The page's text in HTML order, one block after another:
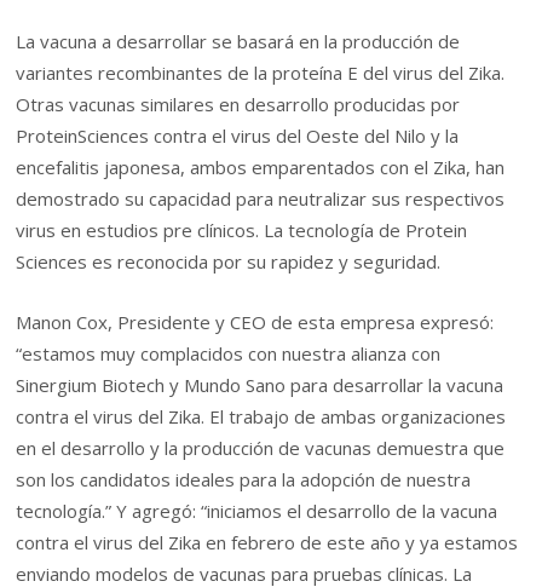
La vacuna a desarrollar se basará en la producción de
variantes recombinantes de la proteína E del virus del Zika.
Otras vacunas similares en desarrollo producidas por
ProteinSciences contra el virus del Oeste del Nilo y la
encefalitis japonesa, ambos emparentados con el Zika, han
demostrado su capacidad para neutralizar sus respectivos
virus en estudios pre clínicos. La tecnología de Protein
Sciences es reconocida por su rapidez y seguridad.
Manon Cox, Presidente y CEO de esta empresa expresó:
“estamos muy complacidos con nuestra alianza con
Sinergium Biotech y Mundo Sano para desarrollar la vacuna
contra el virus del Zika. El trabajo de ambas organizaciones
en el desarrollo y la producción de vacunas demuestra que
son los candidatos ideales para la adopción de nuestra
tecnología.” Y agregó: “iniciamos el desarrollo de la vacuna
contra el virus del Zika en febrero de este año y ya estamos
enviando modelos de vacunas para pruebas clínicas. La